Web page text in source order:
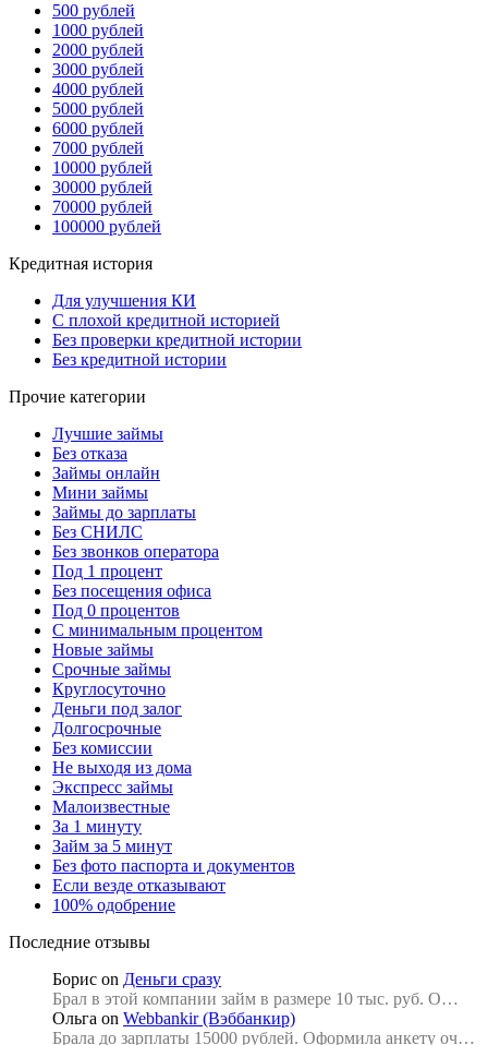
500 рублей
1000 рублей
2000 рублей
3000 рублей
4000 рублей
5000 рублей
6000 рублей
7000 рублей
10000 рублей
30000 рублей
70000 рублей
100000 рублей
Кредитная история
Для улучшения КИ
С плохой кредитной историей
Без проверки кредитной истории
Без кредитной истории
Прочие категории
Лучшие займы
Без отказа
Займы онлайн
Мини займы
Займы до зарплаты
Без СНИЛС
Без звонков оператора
Под 1 процент
Без посещения офиса
Под 0 процентов
С минимальным процентом
Новые займы
Срочные займы
Круглосуточно
Деньги под залог
Долгосрочные
Без комиссии
Не выходя из дома
Экспресс займы
Малоизвестные
За 1 минуту
Займ за 5 минут
Без фото паспорта и документов
Если везде отказывают
100% одобрение
Последние отзывы
Борис on Деньги сразу
Брал в этой компании займ в размере 10 тыс. руб. О…
Ольга on Webbankir (Вэббанкир)
Брала до зарплаты 15000 рублей. Оформила анкету оч…